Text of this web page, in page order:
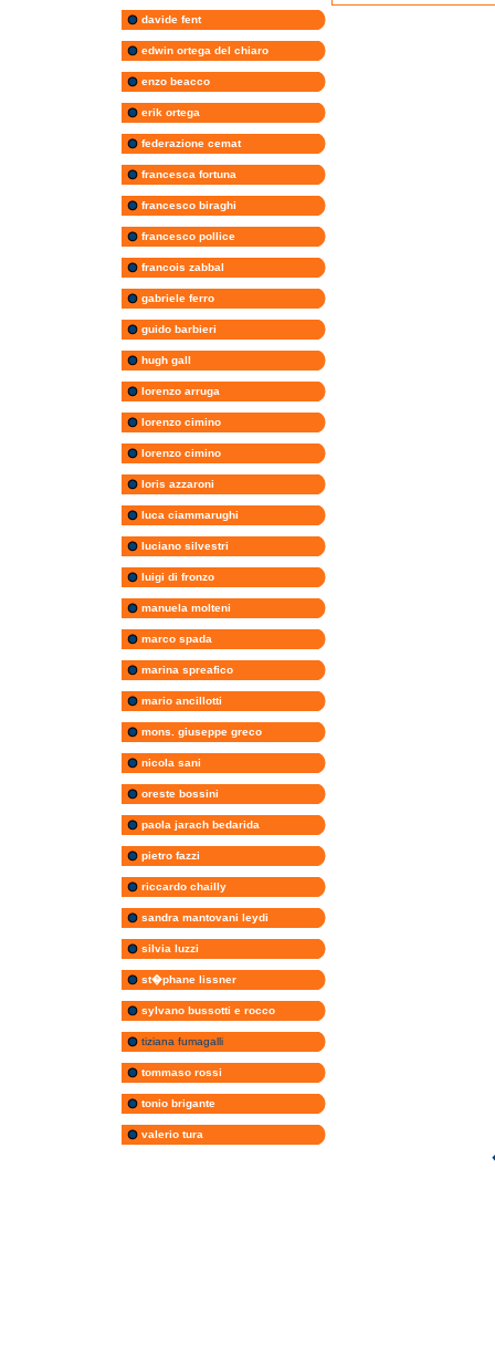
davide fent
edwin ortega del chiaro
enzo beacco
erik ortega
federazione cemat
francesca fortuna
francesco biraghi
francesco pollice
francois zabbal
gabriele ferro
guido barbieri
hugh gall
lorenzo arruga
lorenzo cimino
lorenzo cimino
loris azzaroni
luca ciammarughi
luciano silvestri
luigi di fronzo
manuela molteni
marco spada
marina spreafico
mario ancillotti
mons. giuseppe greco
nicola sani
oreste bossini
paola jarach bedarida
pietro fazzi
riccardo chailly
sandra mantovani leydi
silvia luzzi
st�phane lissner
sylvano bussotti e rocco
tiziana fumagalli
tommaso rossi
tonio brigante
valerio tura